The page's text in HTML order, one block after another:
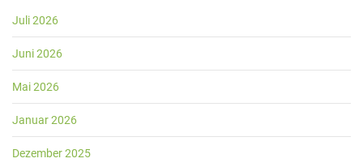
Juli 2026
Juni 2026
Mai 2026
Januar 2026
Dezember 2025